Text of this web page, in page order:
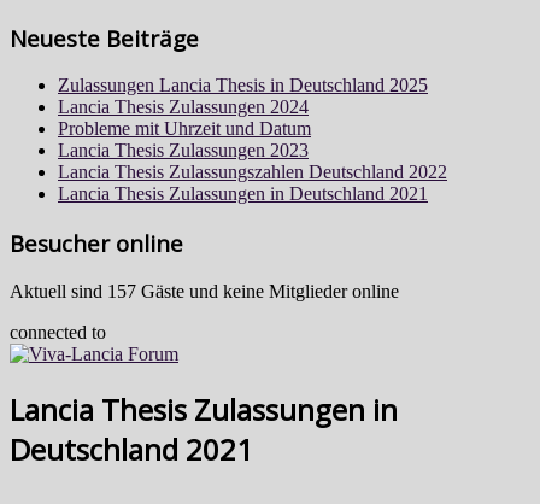
Neueste Beiträge
Zulassungen Lancia Thesis in Deutschland 2025
Lancia Thesis Zulassungen 2024
Probleme mit Uhrzeit und Datum
Lancia Thesis Zulassungen 2023
Lancia Thesis Zulassungszahlen Deutschland 2022
Lancia Thesis Zulassungen in Deutschland 2021
Besucher online
Aktuell sind 157 Gäste und keine Mitglieder online
connected to
Lancia Thesis Zulassungen in
Deutschland 2021